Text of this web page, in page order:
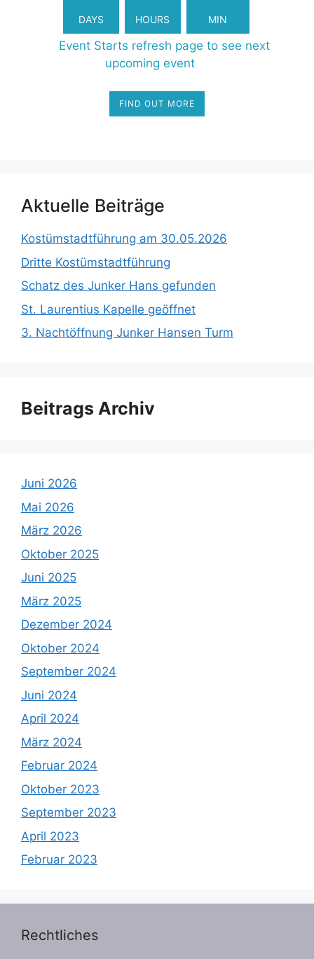
DAYS HOURS MIN
Event Starts refresh page to see next
upcoming event
FIND OUT MORE
Aktuelle Beiträge
Kostümstadtführung am 30.05.2026
Dritte Kostümstadtführung
Schatz des Junker Hans gefunden
St. Laurentius Kapelle geöffnet
3. Nachtöffnung Junker Hansen Turm
Beitrags Archiv
Juni 2026
Mai 2026
März 2026
Oktober 2025
Juni 2025
März 2025
Dezember 2024
Oktober 2024
September 2024
Juni 2024
April 2024
März 2024
Februar 2024
Oktober 2023
September 2023
April 2023
Februar 2023
Rechtliches